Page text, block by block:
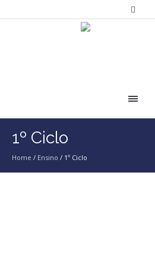
1º Ciclo
Home / Ensino / 1º Ciclo